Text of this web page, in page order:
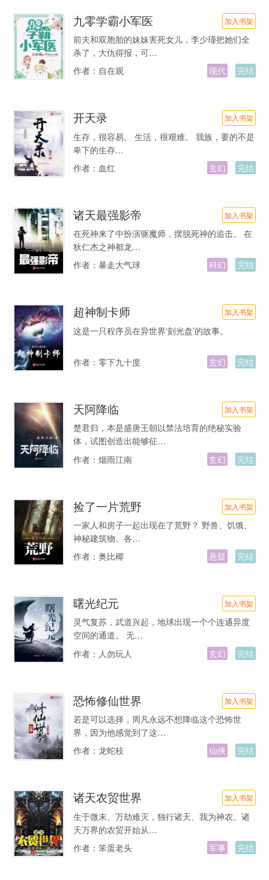
九零学霸小军医 加入书架
前夫和双胞胎的妹妹害死女儿，李少瑾把她们全
杀了，大仇得报，可…
作者： 自在观 现代 完结
开天录 加入书架
生存，很容易。 生活，很艰难。 我族，要的不是
卑下的生存…
作者： 血红 玄幻 完结
诸天最强影帝 加入书架
在死神来了中扮演驱魔师，摆脱死神的追击。 在
狄仁杰之神都龙…
作者： 暴走大气球 科幻 完结
超神制卡师 加入书架
这是一只程序员在异世界‘刻光盘’的故事。
作者： 零下九十度 玄幻 完结
天阿降临 加入书架
楚君归，本是盛唐王朝以禁法培育的绝秘实验
体，试图创造出能够征…
作者： 烟雨江南 玄幻 完结
捡了一片荒野 加入书架
一家人和房子一起出现在了荒野？ 野兽、饥饿、
神秘建筑物、各…
作者： 奥比椰 悬疑 完结
曙光纪元 加入书架
灵气复苏，武道兴起，地球出现一个个连通异度
空间的通道。 无…
作者： 人勿玩人 玄幻 完结
恐怖修仙世界 加入书架
若是可以选择，周凡永远不想降临这个恐怖世
界，因为他感觉到了这…
作者： 龙蛇枝 仙侠 完结
诸天农贸世界 加入书架
生于微末、万劫难灭，独行诸天、我为神农。诸
天万界的农贸开始从…
作者： 笨蛋老头 军事 完结